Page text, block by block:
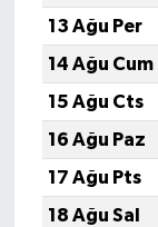
13 Ağu Per
14 Ağu Cum
15 Ağu Cts
16 Ağu Paz
17 Ağu Pts
18 Ağu Sal